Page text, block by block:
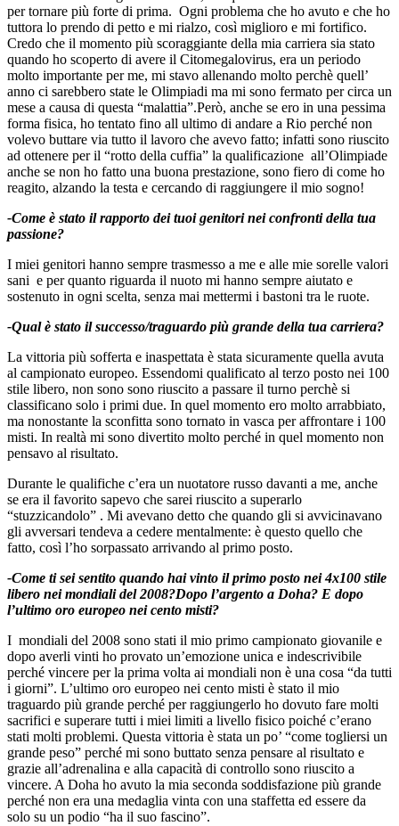
per tornare più forte di prima. Ogni problema che ho avuto e che ho
tuttora lo prendo di petto e mi rialzo, così miglioro e mi fortifico.
Credo che il momento più scoraggiante della mia carriera sia stato
quando ho scoperto di avere il Citomegalovirus, era un periodo
molto importante per me, mi stavo allenando molto perchè quell’
anno ci sarebbero state le Olimpiadi ma mi sono fermato per circa un
mese a causa di questa “malattia”.Però, anche se ero in una pessima
forma fisica, ho tentato fino all ultimo di andare a Rio perché non
volevo buttare via tutto il lavoro che avevo fatto; infatti sono riuscito
ad ottenere per il “rotto della cuffia” la qualificazione all’Olimpiade
anche se non ho fatto una buona prestazione, sono fiero di come ho
reagito, alzando la testa e cercando di raggiungere il mio sogno!
-Come è stato il rapporto dei tuoi genitori nei confronti della tua
passione?
I miei genitori hanno sempre trasmesso a me e alle mie sorelle valori
sani e per quanto riguarda il nuoto mi hanno sempre aiutato e
sostenuto in ogni scelta, senza mai mettermi i bastoni tra le ruote.
-Qual è stato il successo/traguardo più grande della tua carriera?
La vittoria più sofferta e inaspettata è stata sicuramente quella avuta
al campionato europeo. Essendomi qualificato al terzo posto nei 100
stile libero, non sono sono riuscito a passare il turno perchè si
classificano solo i primi due. In quel momento ero molto arrabbiato,
ma nonostante la sconfitta sono tornato in vasca per affrontare i 100
misti. In realtà mi sono divertito molto perché in quel momento non
pensavo al risultato.
Durante le qualifiche c’era un nuotatore russo davanti a me, anche
se era il favorito sapevo che sarei riuscito a superarlo
“stuzzicandolo” . Mi avevano detto che quando gli si avvicinavano
gli avversari tendeva a cedere mentalmente: è questo quello che
fatto, così l’ho sorpassato arrivando al primo posto.
-Come ti sei sentito quando hai vinto il primo posto nei 4x100 stile
libero nei mondiali del 2008?Dopo l’argento a Doha? E dopo
l’ultimo oro europeo nei cento misti?
I mondiali del 2008 sono stati il mio primo campionato giovanile e
dopo averli vinti ho provato un’emozione unica e indescrivibile
perché vincere per la prima volta ai mondiali non è una cosa “da tutti
i giorni”. L’ultimo oro europeo nei cento misti è stato il mio
traguardo più grande perché per raggiungerlo ho dovuto fare molti
sacrifici e superare tutti i miei limiti a livello fisico poiché c’erano
stati molti problemi. Questa vittoria è stata un po’ “come togliersi un
grande peso” perché mi sono buttato senza pensare al risultato e
grazie all’adrenalina e alla capacità di controllo sono riuscito a
vincere. A Doha ho avuto la mia seconda soddisfazione più grande
perché non era una medaglia vinta con una staffetta ed essere da
solo su un podio “ha il suo fascino”.